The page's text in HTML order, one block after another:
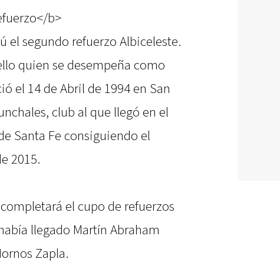
b>
el segundo refuerzo Albiceleste.
quien se desempeña como
el 14 de Abril de 1994 en San
club al que llegó en el
Santa Fe consiguiendo el
2015.
el cupo de refuerzos
llegado Martín Abraham
Zapla.